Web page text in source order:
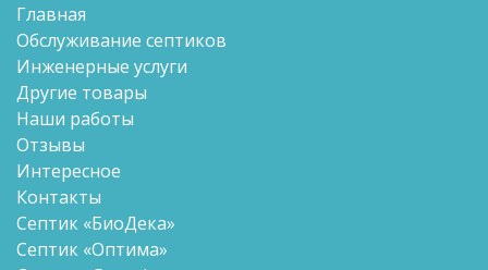
Главная
Обслуживание септиков
Инженерные услуги
Другие товары
Наши работы
Отзывы
Интересное
Контакты
Септик «БиоДека»
Септик «Оптима»